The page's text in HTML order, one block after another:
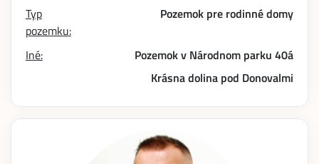
Typ
pozemku:
Pozemok pre rodinné domy
Iné: Pozemok v Národnom parku 40á
Krásna dolina pod Donovalmi